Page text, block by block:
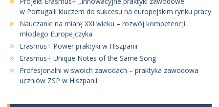
w Portugalii kluczem do sukcesu na europejskim rynku pracy
Nauczanie na miarę XXI wieku – rozwój kompetencji
młodego Europejczyka
Erasmus+ Power praktyki w Hiszpanii
Erasmus+ Unique Notes of the Same Song
Profesjonalni w swoich zawodach – praktyka zawodowa
uczniów ZSP w Hiszpanii